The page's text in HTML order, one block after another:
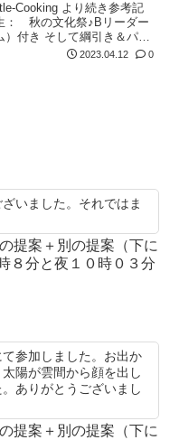
Cooking より続き参考記
： 秋の文化祭♪Bリーダー
付き そして綱引き＆パン
2023.04.12 0
いました。それではま
提案＋別の提案（下に
分と夜１０時０３分
参加しました。お出か
陽が雲間から顔を出し
ありがとうございまし
提案＋別の提案（下に